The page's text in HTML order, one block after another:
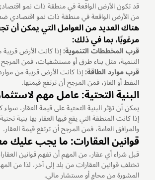
قد تكون الأرض الواقعة في منطقة ذات نمو
من الأرض الواقعة في منطقة ذات نمو اقتصادي
هناك العديد من العوامل التي يمكن أن
مرغوبًا، بما في ذلك:
قرب المخططات التنموية:إذا كانت الأرض
التنمية، مثل بناء طرق أو مستشفيات، فمن المرجح
قرب موارد الطاقة:إذا كانت الأرض قريبة من
النفط أو الغاز، فمن المرجح أن ترتفع قيمتها.
البنية التحتية: عامل مهم
يمكن أن تؤثر البنية التحتية على قيمة العقار،
إذا كانت المنطقة التي يقع فيها العقار بها بنية
والمرافق العامة، فمن المرجح أن ترتفع قيمة العقار.
قوانين العقارات: ما يجب عليك
قبل شراء أي عقار، من المهم أن تفهم قوانين
تختلف قوانين العقارات من بلد إلى آخر، لذا من
المشورة من محامٍ أو مستشار مالي.